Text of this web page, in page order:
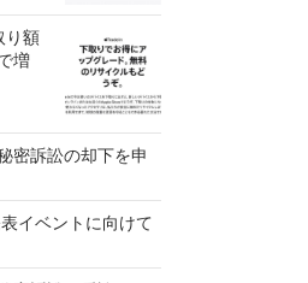
り額
増
密訴訟の却下を申
イベントに向けて